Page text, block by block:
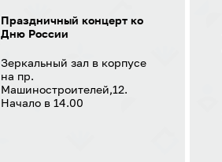
Праздничный концерт ко
Дню России
Зеркальный зал в корпусе
на пр.
Машиностроителей,12.
Начало в 14.00